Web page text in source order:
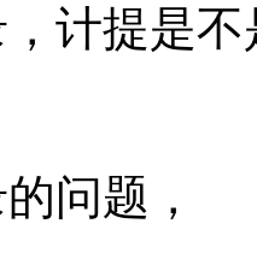
计提是
问题，